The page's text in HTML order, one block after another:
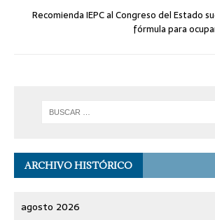
Recomienda IEPC al Congreso del Estado
fórmula para
ARCHIVO HISTÓRICO
agosto 2026